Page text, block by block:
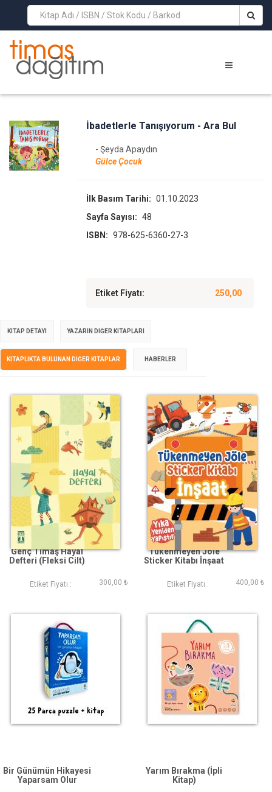
>
İbadetlerle Tanışıyorum - Ara Bul
- Şeyda Apaydın
Gülce Çocuk
İlk Basım Tarihi: 01.10.2023
Sayfa Sayısı: 48
ISBN: 978-625-6360-27-3
Etiket Fiyatı: 250,00
KITAP DETAYI YAZARIN DIĞER KITAPLARI
KITAPLIKTA BULUNAN DIĞER KITAPLAR HABERLER
Genç Timaş Hayal
Defteri (Fleksi Cilt)
Etiket Fiyatı : 300,00 ₺
Tükenmeyen Jöle
Sticker Kitabı İnşaat
Etiket Fiyatı : 400,00 ₺
Bir Günümün Hikayesi
Yaparsam Olur
Yarım Bırakma (İpli
Kitap)